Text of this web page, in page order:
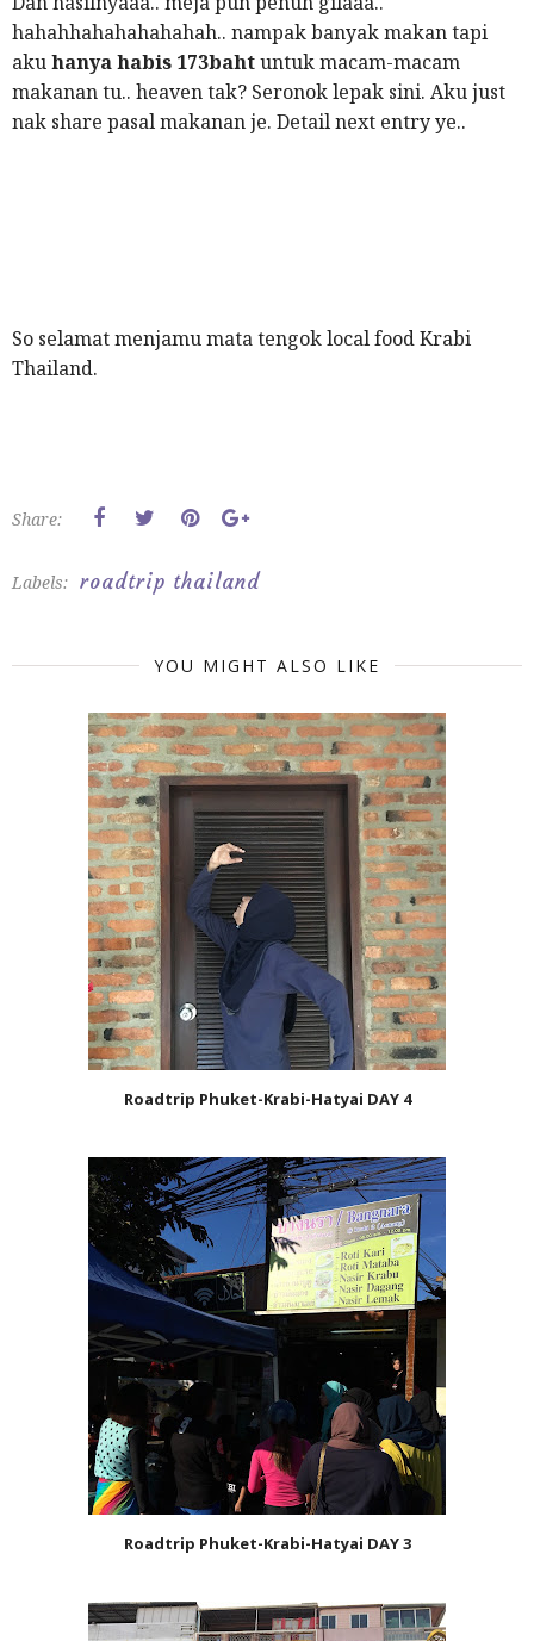
hahahhahahahahahah.. nampak banyak makan tapi
akuhanya habis 173bahtuntuk macam-macam
makanan tu.. heaven tak? Seronok lepak sini. Aku just
nak share pasal makanan je. Detail next entry ye..
So selamat menjamu mata tengok local food Krabi
Thailand.
Share:
Labels: roadtrip thailand
YOU MIGHT ALSO LIKE
Roadtrip Phuket-Krabi-Hatyai DAY 4
Roadtrip Phuket-Krabi-Hatyai DAY 3